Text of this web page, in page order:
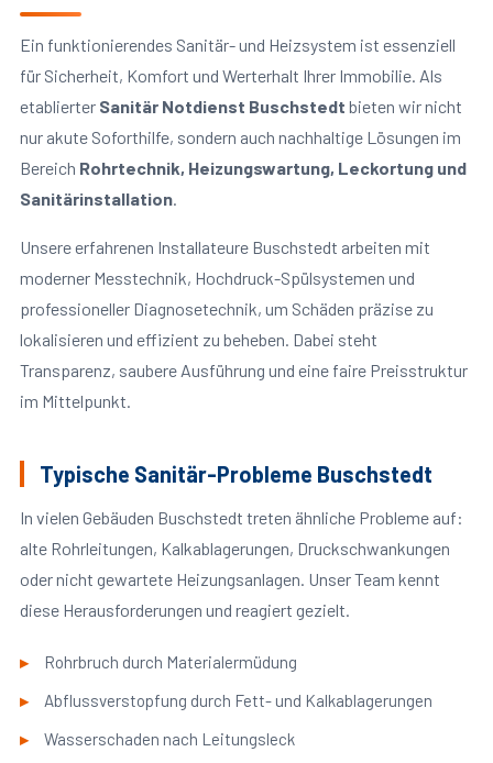
Ein funktionierendes Sanitär- und Heizsystem ist essenziell
für Sicherheit, Komfort und Werterhalt Ihrer Immobilie. Als
etablierter Sanitär Notdienst Buschstedt bieten wir nicht
nur akute Soforthilfe, sondern auch nachhaltige Lösungen im
Bereich Rohrtechnik, Heizungswartung, Leckortung und
Sanitärinstallation.
Unsere erfahrenen Installateure Buschstedt arbeiten mit
moderner Messtechnik, Hochdruck-Spülsystemen und
professioneller Diagnosetechnik, um Schäden präzise zu
lokalisieren und effizient zu beheben. Dabei steht
Transparenz, saubere Ausführung und eine faire Preisstruktur
im Mittelpunkt.
Typische Sanitär-Probleme Buschstedt
In vielen Gebäuden Buschstedt treten ähnliche Probleme auf:
alte Rohrleitungen, Kalkablagerungen, Druckschwankungen
oder nicht gewartete Heizungsanlagen. Unser Team kennt
diese Herausforderungen und reagiert gezielt.
Rohrbruch durch Materialermüdung
Abflussverstopfung durch Fett- und Kalkablagerungen
Wasserschaden nach Leitungsleck